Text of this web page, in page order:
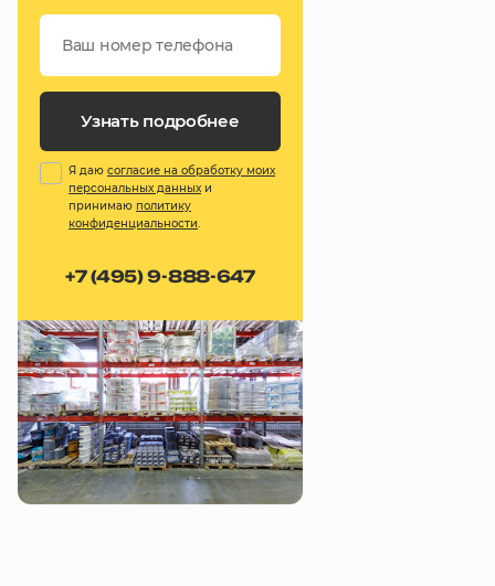
Узнать подробнее
Я даю согласие на обработку моих
персональных данных и
принимаю политику
конфиденциальности.
+7 (495) 9-888-647